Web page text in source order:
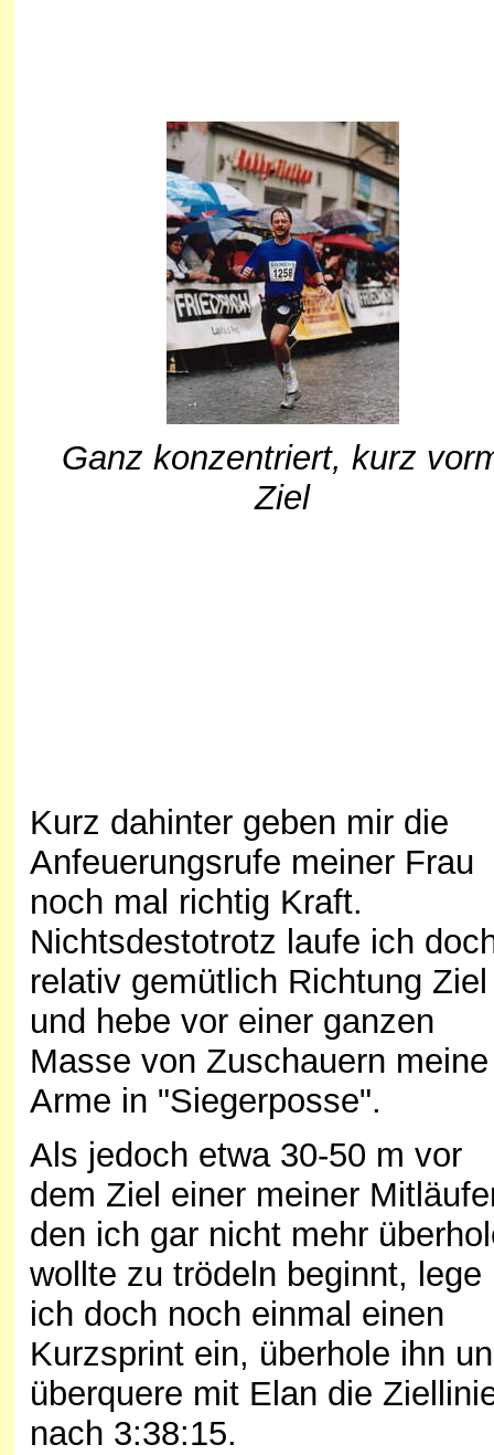
Ganz konzentriert, kurz
Ziel
Kurz dahinter geben mir die
Anfeuerungsrufe meiner Frau
noch mal richtig Kraft.
Nichtsdestotrotz laufe ich
relativ gemütlich Richtung Ziel
und hebe vor einer ganzen
Masse von Zuschauern meine
Arme in "Siegerposse".
Als jedoch etwa 30-50 m vor
dem Ziel einer meiner
den ich gar nicht mehr
wollte zu trödeln beginnt, lege
ich doch noch einmal einen
Kurzsprint ein, überhole ihn
überquere mit Elan die
nach 3:38:15.